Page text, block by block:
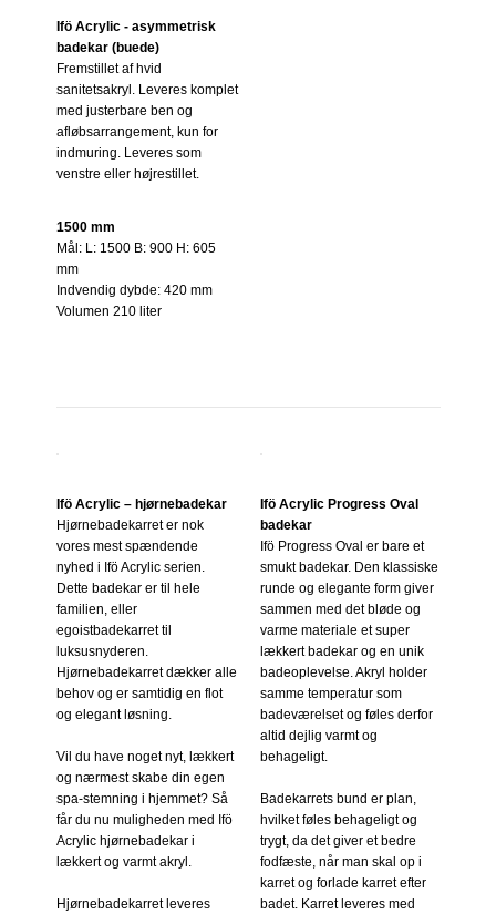
Ifö Acrylic - asymmetrisk
badekar (buede)
Fremstillet af hvid
sanitetsakryl. Leveres komplet
med justerbare ben og
afløbsarrangement, kun for
indmuring. Leveres som
venstre eller højrestillet.
1500 mm
Mål: L: 1500 B: 900 H: 605
mm
Indvendig dybde: 420 mm
Volumen 210 liter
Ifö Acrylic – hjørnebadekar
Hjørnebadekarret er nok
vores mest spændende
nyhed i Ifö Acrylic serien.
Dette badekar er til hele
familien, eller
egoistbadekarret til
luksusnyderen.
Hjørnebadekarret dækker alle
behov og er samtidig en flot
og elegant løsning.
Vil du have noget nyt, lækkert
og nærmest skabe din egen
spa-stemning i hjemmet? Så
får du nu muligheden med Ifö
Acrylic hjørnebadekar i
lækkert og varmt akryl.
Hjørnebadekarret leveres
Ifö Acrylic Progress Oval
badekar
Ifö Progress Oval er bare et
smukt badekar. Den klassiske
runde og elegante form giver
sammen med det bløde og
varme materiale et super
lækkert badekar og en unik
badeoplevelse. Akryl holder
samme temperatur som
badeværelset og føles derfor
altid dejlig varmt og
behageligt.
Badekarrets bund er plan,
hvilket føles behageligt og
trygt, da det giver et bedre
fodfæste, når man skal op i
karret og forlade karret efter
badet. Karret leveres med